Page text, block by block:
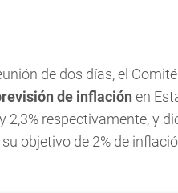
de dos días, el
de inflación en
2,3% respectivamente, y
objetivo de 2% de